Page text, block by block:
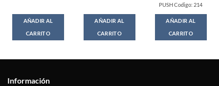
AÑADIR AL
CARRITO
AÑADIR AL
CARRITO
PUSH Codigo: 214
AÑADIR AL
CARRITO
Información